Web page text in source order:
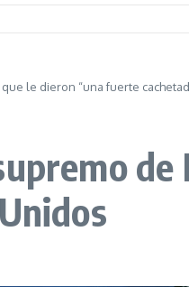
le dieron “una fuerte